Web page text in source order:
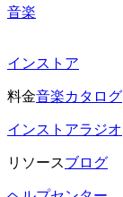
音楽
インストア
料金音楽カタログ
インストアラジオ
リソースブログ